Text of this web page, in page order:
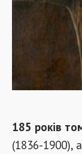
185 років
(1836-1900),